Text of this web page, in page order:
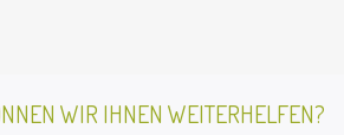
WIR IHNEN WEITERHELFEN?